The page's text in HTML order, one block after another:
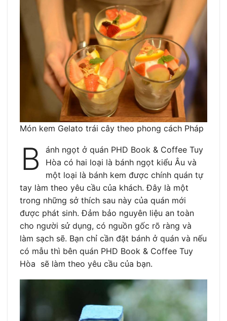
Món kem Gelato trái cây theo phong cách Pháp
B
ánh ngọt ở quán PHD Book & Coffee Tuy
Hòa có hai loại là bánh ngọt kiểu Âu và
một loại là bánh kem được chính quán tự
tay làm theo yêu cầu của khách. Đây là một
trong những sở thích sau này của quán mới
được phát sinh. Đảm bảo nguyên liệu an toàn
cho người sử dụng, có nguồn gốc rõ ràng và
làm sạch sẽ. Bạn chỉ cần đặt bánh ở quán và nếu
có mẫu thì bên quán PHD Book & Coffee Tuy
Hòa sẽ làm theo yêu cầu của bạn.